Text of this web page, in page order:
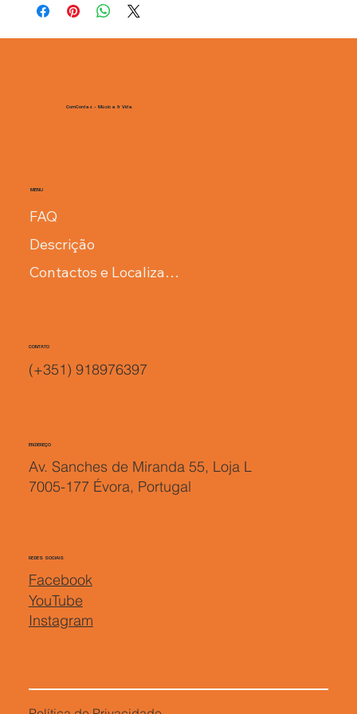
ComCordas - Música & Vida
MENU
FAQ
Descrição
Contactos e Localização
CONTATO
(+351) 918976397
ENDEREÇO
Av. Sanches de Miranda 55, Loja L
7005-177 Évora, Portugal
REDES SOCIAIS
Facebook
YouTube
Instagram
de envio é uma ótima maneira de estabelecer confiança e